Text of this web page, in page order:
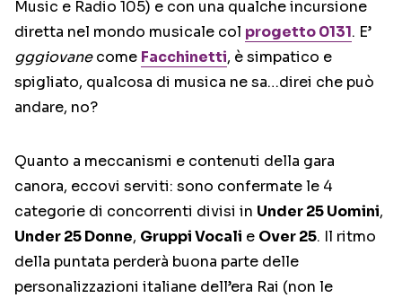
Music e Radio 105) e con una qualche incursione
diretta nel mondo musicale col progetto 0131. E’
gggiovanecome Facchinetti, è simpatico e
spigliato, qualcosa di musica ne sa…direi che può
andare, no?
Quanto a meccanismi e contenuti della gara
canora, eccovi serviti: sono confermate le 4
categorie di concorrenti divisi in Under 25 Uomini,
Under 25 Donne, Gruppi Vocali e Over 25. Il ritmo
della puntata perderà buona parte delle
personalizzazioni italiane dell’era Rai (non le